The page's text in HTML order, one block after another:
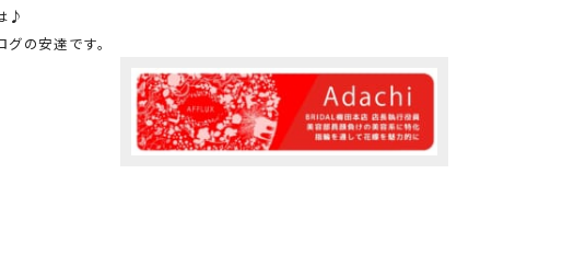
♪
の安達です。